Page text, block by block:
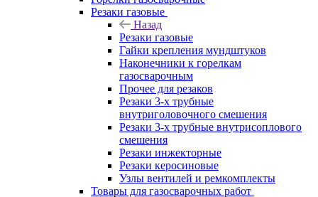
Резаки газовые
Назад
Резаки газовые
Гайки крепления мундштуков
Наконечники к горелкам
газосварочным
Прочее для резаков
Резаки 3-х трубные
внутриголовочного смешения
Резаки 3-х трубные внутрисоплового
смешения
Резаки инжекторные
Резаки керосиновые
Узлы вентилей и ремкомплекты
Товары для газосварочных работ